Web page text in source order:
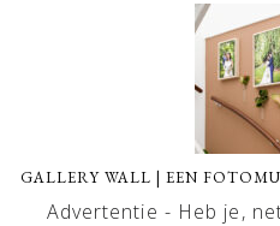
GALLERY WALL | EEN
Advertentie - Heb je,